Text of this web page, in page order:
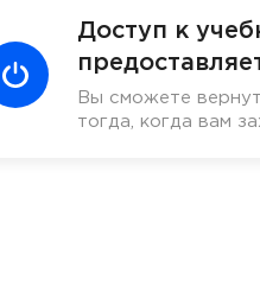
Доступ к
Вы сможете
тогда, когда вам